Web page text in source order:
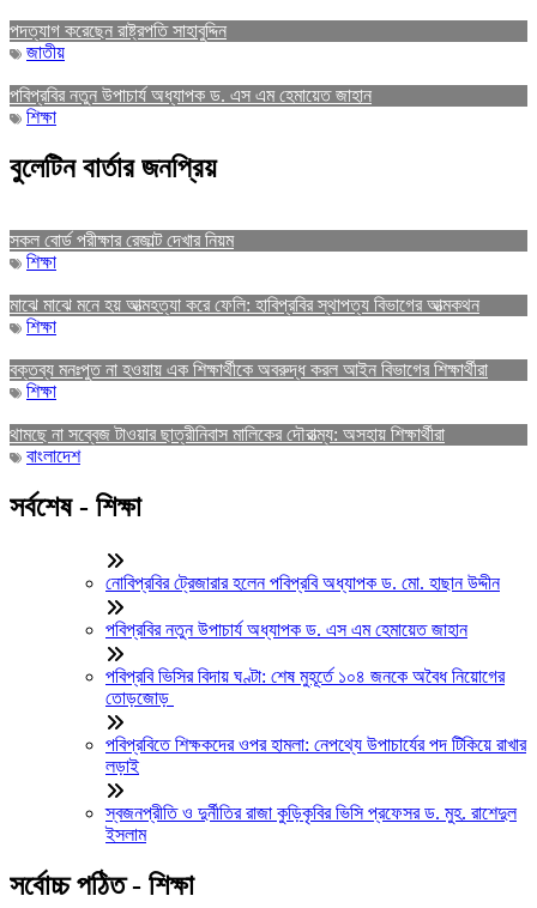
পদত্যাগ করেছেন রাষ্ট্রপতি সাহাবুদ্দিন
জাতীয়
পবিপ্রবির নতুন উপাচার্য অধ্যাপক ড. এস এম হেমায়েত জাহান
শিক্ষা
বুলেটিন বার্তার জনপ্রিয়
সকল বোর্ড পরীক্ষার রেজাল্ট দেখার নিয়ম
শিক্ষা
মাঝে মাঝে মনে হয় আত্মহত্যা করে ফেলি: হাবিপ্রবির স্থাপত্য বিভাগের আত্মকথন
শিক্ষা
বক্তব্য মনঃপুত না হওয়ায় এক শিক্ষার্থীকে অবরুদ্ধ করল আইন বিভাগের শিক্ষার্থীরা
শিক্ষা
থামছে না সব্বেজ টাওয়ার ছাত্রীনিবাস মালিকের দৌরাত্ম্য: অসহায় শিক্ষার্থীরা
বাংলাদেশ
সর্বশেষ - শিক্ষা
নোবিপ্রবির ট্রেজারার হলেন পবিপ্রবি অধ্যাপক ড. মো. হাছান উদ্দীন
পবিপ্রবির নতুন উপাচার্য অধ্যাপক ড. এস এম হেমায়েত জাহান
পবিপ্রবি ভিসির বিদায় ঘণ্টা: শেষ মুহূর্তে ১০৪ জনকে অবৈধ নিয়োগের
তোড়জোড়
পবিপ্রবিতে শিক্ষকদের ওপর হামলা: নেপথ্যে উপাচার্যের পদ টিকিয়ে রাখার
লড়াই
স্বজনপ্রীতি ও দুর্নীতির রাজা কুড়িকৃবির ভিসি প্রফেসর ড. মুহ. রাশেদুল
ইসলাম
সর্বোচ্চ পঠিত - শিক্ষা